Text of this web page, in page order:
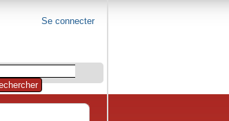
Se connecter